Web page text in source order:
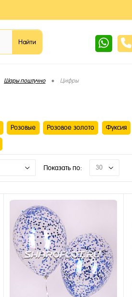
Шары поштучно • Цифры
Розовые Розовое золото Фуксия
Показать по: 30